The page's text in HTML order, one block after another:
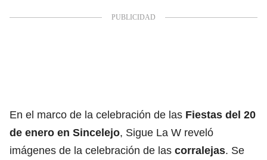
En el marco de la celebración de las Fiestas del 20
de enero en Sincelejo, Sigue La W reveló
imágenes de la celebración de las corralejas. Se